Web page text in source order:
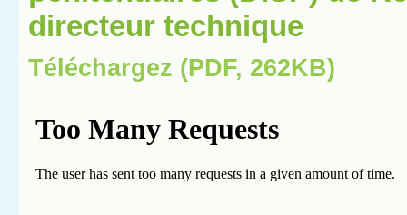
directeur technique
Téléchargez (PDF, 262KB)